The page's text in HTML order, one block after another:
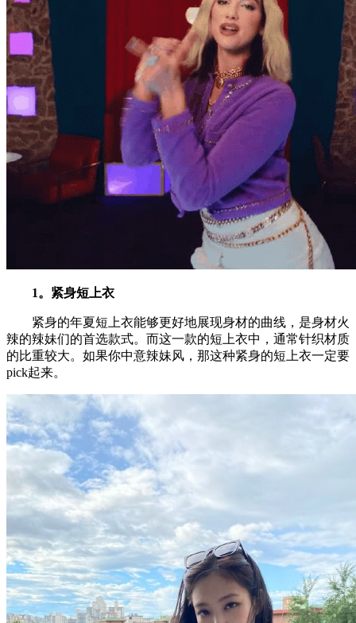
1。紧身短上衣
紧身的年夏短上衣能够更好地展现身材的曲线，是身材火
辣的辣妹们的首选款式。而这一款的短上衣中，通常针织材质
的比重较大。如果你中意辣妹风，那这种紧身的短上衣一定要
pick起来。